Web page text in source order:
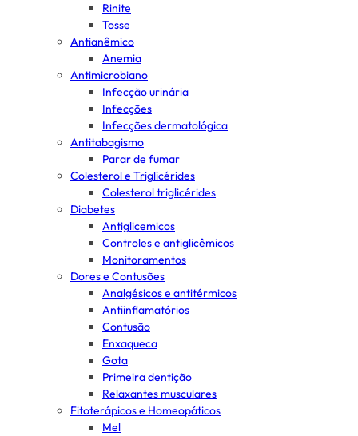
Rinite
Tosse
Antianêmico
Anemia
Antimicrobiano
Infecção urinária
Infecções
Infecções dermatológica
Antitabagismo
Parar de fumar
Colesterol e Triglicérides
Colesterol triglicérides
Diabetes
Antiglicemicos
Controles e antiglicêmicos
Monitoramentos
Dores e Contusões
Analgésicos e antitérmicos
Antiinflamatórios
Contusão
Enxaqueca
Gota
Primeira dentição
Relaxantes musculares
Fitoterápicos e Homeopáticos
Mel